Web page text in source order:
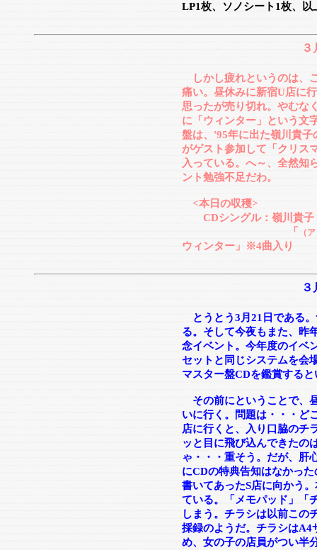
LP1枚、ソノシート1枚、以
しかし疲れというのは、
痛い。昼休みに新宿U店に
思ったが売り切れ。やむな
に「ウィンター」という文
盤は、'95年に出た嶺川貴
がゲスト参加して「クリス
入っている。へ～、全然知
ント勉強不足だわ。
<本日の収穫>
CDシングル：嶺川貴子
「
（
ウィンター」※4曲入り
とうとう3月21日である
る。そして今夜もまた、昨
念イベント。 今年度のイベ
セットと同じシステムを会
マスター盤CDを鑑賞する
その前にということで、
いに行く。問題は・・・ど
店に行くと、入り口脇のチ
ッと目に飛び込んできたの
ゃ・・・重そう。だが、肝
にCDの特典告知はなかっ
書いてあったS店に向かう
ている。「メモパッド」「
しまう。チラシは以前この
採録のようだ。チラシはA4
め、女の子の店員がつい半